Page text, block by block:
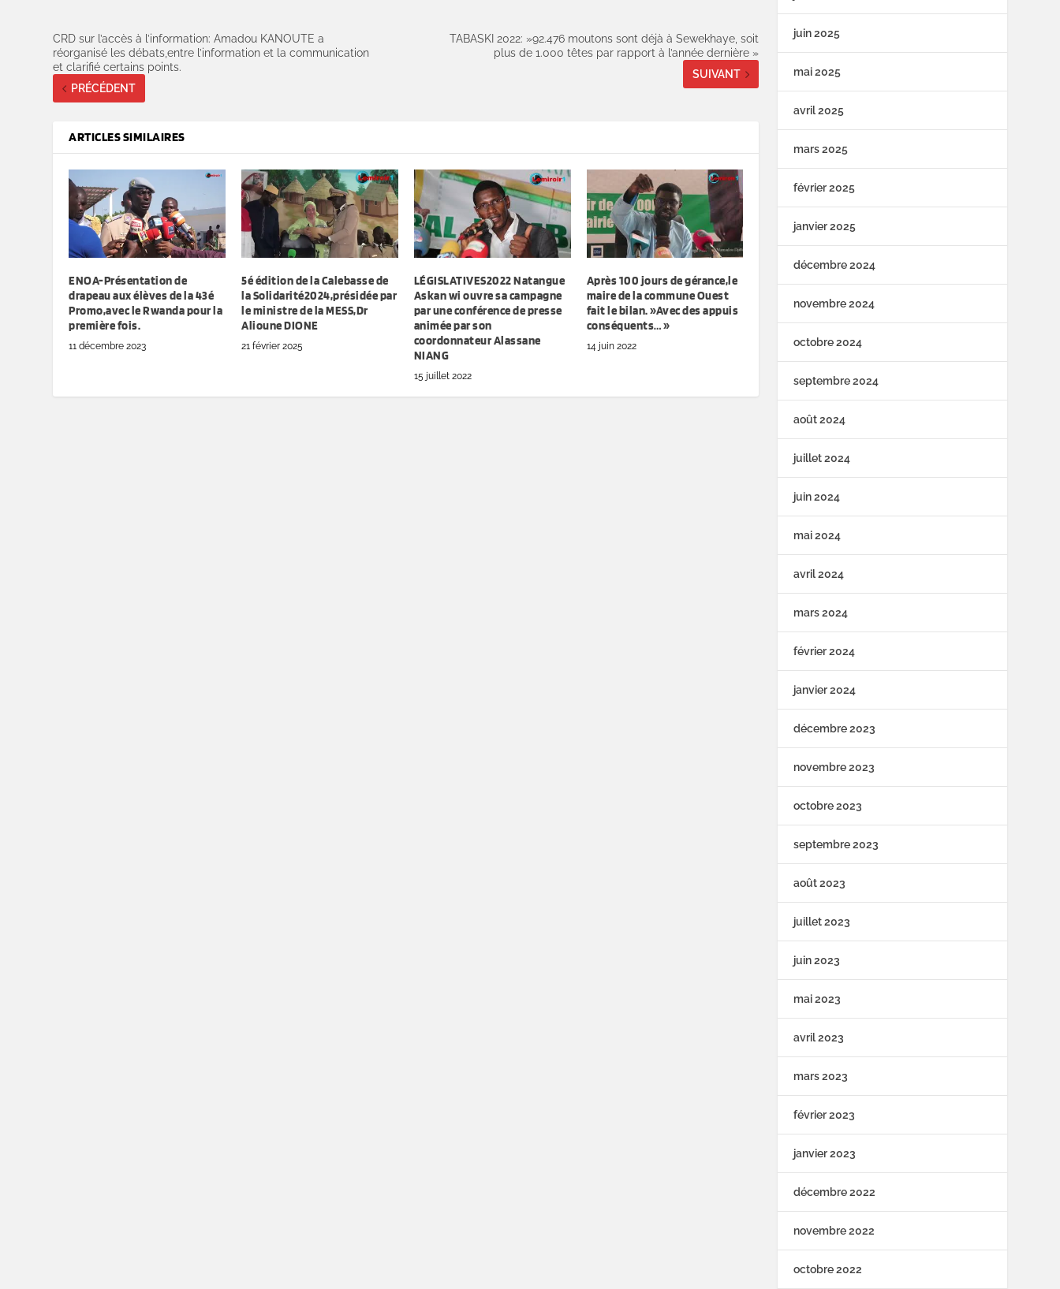
CRD sur l’accès à l’information: Amadou KANOUTE a
réorganisé les débats,entre l’information et la communication
et clarifié certains points.
PRÉCÉDENT
TABASKI 2022: »92.476 moutons sont déjà à Sewekhaye, soit
plus de 1.000 têtes par rapport à l’année dernière »
SUIVANT
ARTICLES SIMILAIRES
ENOA-Présentation de
drapeau aux élèves de la 43é
Promo,avec le Rwanda pour la
première fois.
11 décembre 2023
5é édition de la Calebasse de
la Solidarité2024,présidée par
le ministre de la MESS,Dr
Alioune DIONE
21 février 2025
LÉGISLATIVES2022 Natangue
Askan wi ouvre sa campagne
par une conférence de presse
animée par son
coordonnateur Alassane
NIANG
15 juillet 2022
Après 100 jours de gérance,le
maire de la commune Ouest
fait le bilan. »Avec des appuis
conséquents… »
14 juin 2022
juin 2025
mai 2025
avril 2025
mars 2025
février 2025
janvier 2025
décembre 2024
novembre 2024
octobre 2024
septembre 2024
août 2024
juillet 2024
juin 2024
mai 2024
avril 2024
mars 2024
février 2024
janvier 2024
décembre 2023
novembre 2023
octobre 2023
septembre 2023
août 2023
juillet 2023
juin 2023
mai 2023
avril 2023
mars 2023
février 2023
janvier 2023
décembre 2022
novembre 2022
octobre 2022